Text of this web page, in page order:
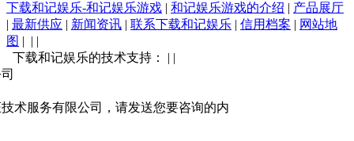
下载和记娱乐-和记娱乐游戏 | 和记娱乐游戏的介绍 | 产品展厅
| 最新供应 | 新闻资讯 | 联系下载和记娱乐 | 信用档案 | 网站地
图 | | |
下载和记娱乐的技术支持： | |
术服务有限公司，请发送您要咨询的内